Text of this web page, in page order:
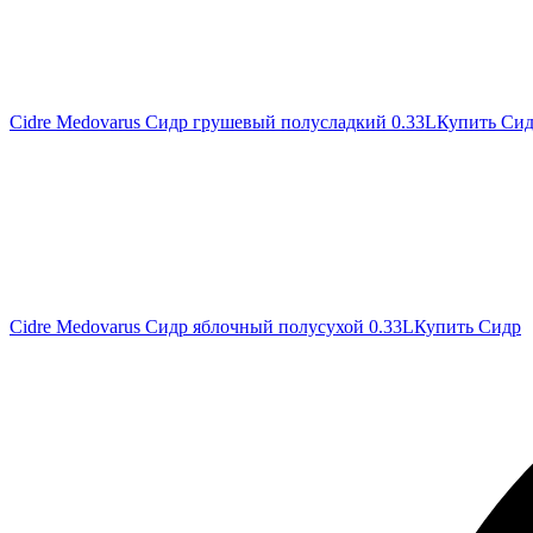
Cidre Medovarus Сидр грушевый полусладкий 0.33LКупить
Cidre Medovarus Сидр яблочный полусухой 0.33LКупить Сидр